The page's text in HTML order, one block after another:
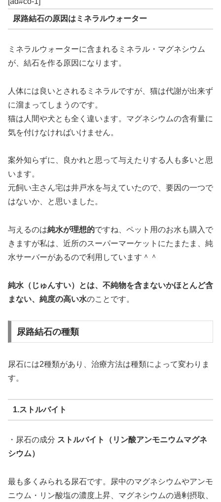
尿路結石の原因はミネラルウォーター
ミネラルウォーターに含まれるミネラル・マグネシウム
が、結石を作る原因になります。
人体には良いとされるミネラルですが、猫は代謝が出来ず
に溜まってしまうのです。
猫は人間や犬とも全く違います。マグネシウムの含有量に
気を付けなければいけません。
案外知らずに、良かれと思って与えたりする人も多いと思
います。
元飼い主さん宅は井戸水を与えていたので、要因の一つで
はないか、と思いました。
与えるのは純水が理想的ですね、ペット用のお水も購入で
きますが私は、近所のスーパーマーケットにたまたま、純
水サーバーがあるので利用しています＾＾
純水（じゅんすい）とは、不純物を含まないかほとんど含
まない、純度の高い水のことです。
尿路結石の種類
尿石には2種類があり、治療方法は種類によって変わりま
す。
1.ストルバイト
・尿石の成分 ストルバイト（リン酸アンモニウムマグネ
シウム）
最も多くみられる尿石です。尿中のマグネシウムやアンモ
ニウム・リン酸塩の濃度上昇、マグネシウムの過剰摂取、